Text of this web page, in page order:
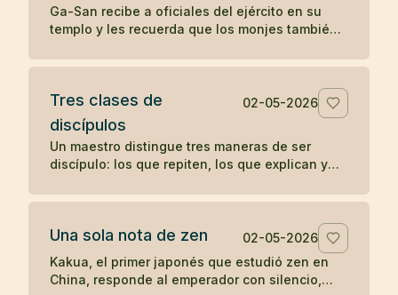
Ga-San recibe a oficiales del ejército en su
templo y les recuerda que los monjes también
todos los seres.
Tres clases de
discípulos
02-05-2026
Un maestro distingue tres maneras de ser
discípulo: los que repiten, los que explican y
Una sola nota de zen
02-05-2026
Kakua, el primer japonés que estudió zen en
China, responde al emperador con silencio,